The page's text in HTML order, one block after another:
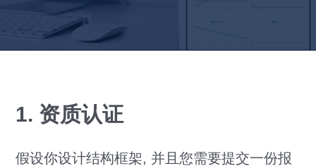
1. 资质认证
假设你设计结构框架, 并且您需要提交一份报